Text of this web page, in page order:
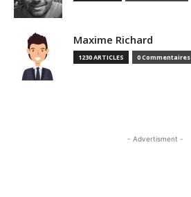
Maxime Richard
1230 ARTICLES 0 Commentaires
- Advertisment -